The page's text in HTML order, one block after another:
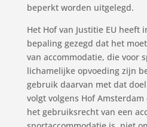
beperkt worden uitgelegd.
Het Hof van Justitie EU heeft
bepaling gezegd dat het
van accommodatie, die voor
lichamelijke opvoeding zijn
gebruik daarvan met dat
volgt volgens Hof
het gebruiksrecht van een